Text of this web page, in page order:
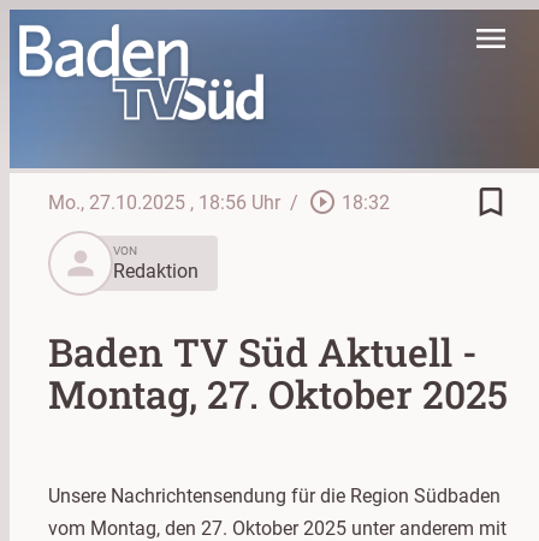
menu
Mo., 27.10.2025 , 18:56 Uhr / play_circle_outline 18:32
bookmark_border
person
VON
Redaktion
Baden TV Süd Aktuell -
Montag, 27. Oktober 2025
Unsere Nachrichtensendung für die Region Südbaden
vom Montag, den 27. Oktober 2025 unter anderem mit